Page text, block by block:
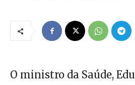
O ministro da Saúde,